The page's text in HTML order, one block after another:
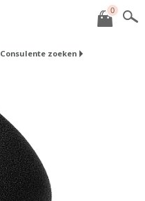
0
Consulente zoeken